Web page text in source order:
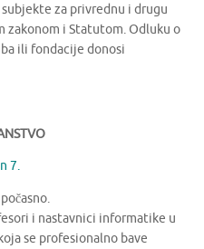
za privrednu i drugu
i Statutom. Odluku o
ili fondacije donosi
7.
i nastavnici informatike u
se profesionalno bave